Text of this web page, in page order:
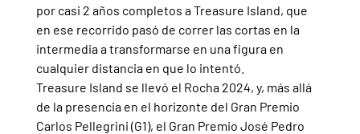
por casi 2 años completos a Treasure Island, que
en ese recorrido pasó de correr las cortas en la
intermedia a transformarse en una figura en
cualquier distancia en que lo intentó.
Treasure Island se llevó el Rocha 2024, y, más allá
de la presencia en el horizonte del Gran Premio
Carlos Pellegrini (G1), el Gran Premio José Pedro